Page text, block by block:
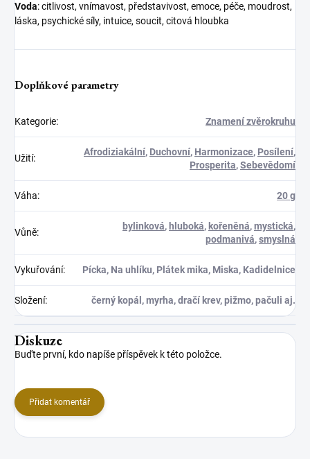
Voda: citlivost, vnímavost, představivost, emoce, péče, moudrost,
láska, psychické síly, intuice, soucit, citová hloubka
Doplňkové parametry
Kategorie: Znamení zvěrokruhu
Užití:
Afrodiziakální, Duchovní, Harmonizace, Posílení,
Prosperita,Sebevědomí
Váha: 20 g
Vůně:
bylinková, hluboká, kořeněná,mystická,
podmanivá,smyslná
Vykuřování: Pícka, Na uhlíku, Plátek mika, Miska, Kadidelnice
Složení: černý kopál, myrha, dračí krev, pižmo, pačuli aj.
Diskuze
Buďte první, kdo napíše příspěvek k této položce.
Přidat komentář